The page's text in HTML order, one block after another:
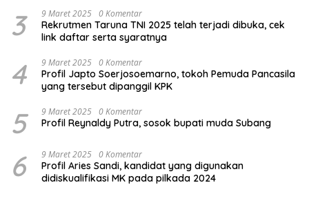
3 9 Maret 2025 0 Komentar
Rekrutmen Taruna TNI 2025 telah terjadi dibuka, cek
link daftar serta syaratnya
4 9 Maret 2025 0 Komentar
Profil Japto Soerjosoemarno, tokoh Pemuda Pancasila
yang tersebut dipanggil KPK
5 9 Maret 2025 0 Komentar
Profil Reynaldy Putra, sosok bupati muda Subang
6 9 Maret 2025 0 Komentar
Profil Aries Sandi, kandidat yang digunakan
didiskualifikasi MK pada pilkada 2024